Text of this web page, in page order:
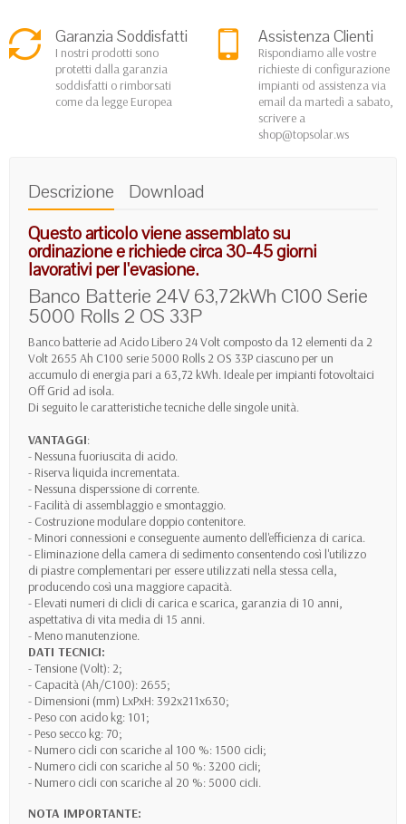
Garanzia Soddisfatti
I nostri prodotti sono
protetti dalla garanzia
soddisfatti o rimborsati
come da legge Europea
Assistenza Clienti
Rispondiamo alle vostre
richieste di configurazione
impianti od assistenza via
email da martedì a sabato,
scrivere a
shop@topsolar.ws
Descrizione
Download
Questo articolo viene assemblato su
ordinazione e richiede circa 30-45 giorni
lavorativi per l'evasione.
Banco Batterie 24V 63,72kWh C100 Serie
5000 Rolls 2 OS 33P
Banco batterie ad Acido Libero 24 Volt composto da 12 elementi da 2
Volt 2655 Ah C100 serie 5000 Rolls 2 OS 33P ciascuno per un
accumulo di energia pari a 63,72 kWh. Ideale per impianti fotovoltaici
Off Grid ad isola.
Di seguito le caratteristiche tecniche delle singole unità.
VANTAGGI:
- Nessuna fuoriuscita di acido.
- Riserva liquida incrementata.
- Nessuna disperssione di corrente.
- Facilità di assemblaggio e smontaggio.
- Costruzione modulare doppio contenitore.
- Minori connessioni e conseguente aumento dell'efficienza di carica.
- Eliminazione della camera di sedimento consentendo così l'utilizzo
di piastre complementari per essere utilizzati nella stessa cella,
producendo così una maggiore capacità.
- Elevati numeri di clicli di carica e scarica, garanzia di 10 anni,
aspettativa di vita media di 15 anni.
- Meno manutenzione.
DATI TECNICI:
- Tensione (Volt): 2;
- Capacità (Ah/C100): 2655;
- Dimensioni (mm) LxPxH: 392x211x630;
- Peso con acido kg: 101;
- Peso secco kg: 70;
- Numero cicli con scariche al 100 %: 1500 cicli;
- Numero cicli con scariche al 50 %: 3200 cicli;
- Numero cicli con scariche al 20 %: 5000 cicli.
NOTA IMPORTANTE: